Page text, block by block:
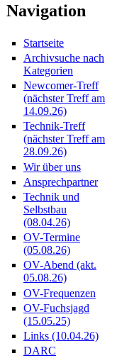
Navigation
Startseite
Archivsuche nach
Kategorien
Newcomer-Treff
(nächster Treff am
14.09.26)
Technik-Treff
(nächster Treff am
28.09.26)
Wir über uns
Ansprechpartner
Technik und
Selbstbau
(08.04.26)
OV-Termine
(05.08.26)
OV-Abend (akt.
05.08.26)
OV-Frequenzen
OV-Fuchsjagd
(15.05.25)
Links (10.04.26)
DARC